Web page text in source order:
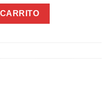
y Zapatos cantidad